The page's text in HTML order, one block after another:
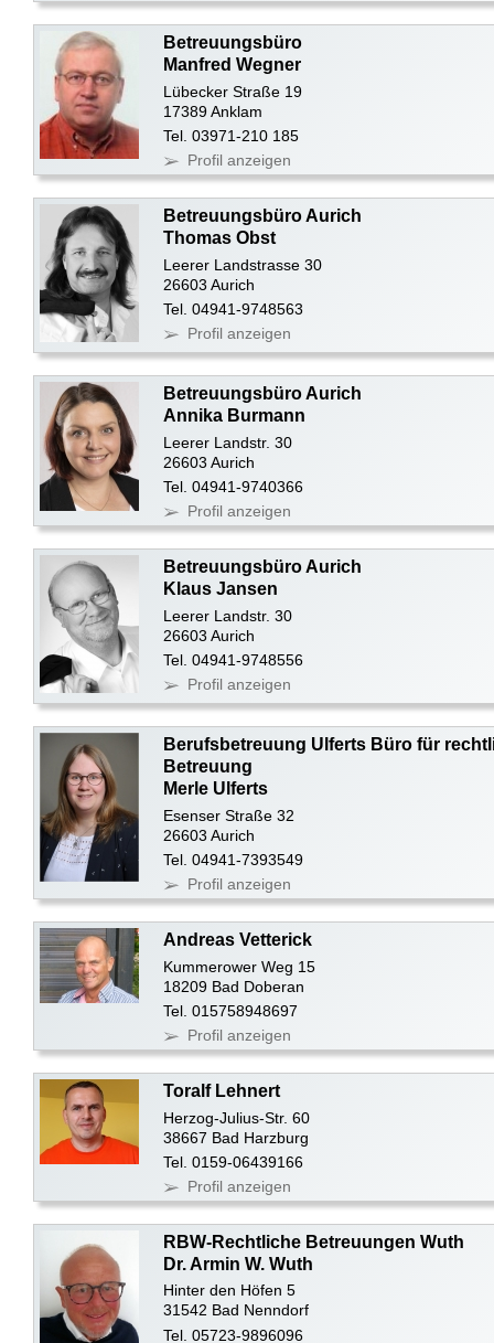
Betreuungsbüro
Manfred Wegner
Lübecker Straße 19
17389 Anklam
Tel. 03971-210 185
Profil anzeigen
Betreuungsbüro Aurich
Thomas Obst
Leerer Landstrasse 30
26603 Aurich
Tel. 04941-9748563
Profil anzeigen
Betreuungsbüro Aurich
Annika Burmann
Leerer Landstr. 30
26603 Aurich
Tel. 04941-9740366
Profil anzeigen
Betreuungsbüro Aurich
Klaus Jansen
Leerer Landstr. 30
26603 Aurich
Tel. 04941-9748556
Profil anzeigen
Berufsbetreuung Ulferts Büro für
Betreuung
Merle Ulferts
Esenser Straße 32
26603 Aurich
Tel. 04941-7393549
Profil anzeigen
Andreas Vetterick
Kummerower Weg 15
18209 Bad Doberan
Tel. 015758948697
Profil anzeigen
Toralf Lehnert
Herzog-Julius-Str. 60
38667 Bad Harzburg
Tel. 0159-06439166
Profil anzeigen
RBW-Rechtliche Betreuungen Wuth
Dr. Armin W. Wuth
Hinter den Höfen 5
31542 Bad Nenndorf
Tel. 05723-9896096